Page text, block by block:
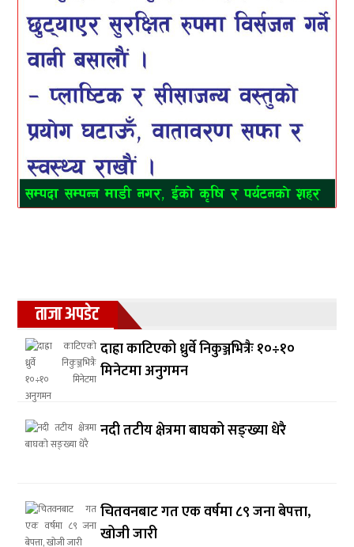
ताजा अपडेट
दाह्रा काटिएको ध्रुर्वे निकुञ्जभित्रैः १०÷१०
मिनेटमा अनुगमन
नदी तटीय क्षेत्रमा बाघको सङ्ख्या धेरै
चितवनबाट गत एक वर्षमा ८९ जना बेपत्ता,
खोजी जारी